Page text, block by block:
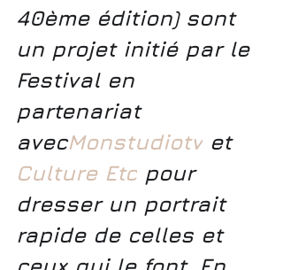
40ème édition) sont
un projet initié par le
Festival en
partenariat
avecMonstudiotv et
Culture Etc pour
dresser un portrait
rapide de celles et